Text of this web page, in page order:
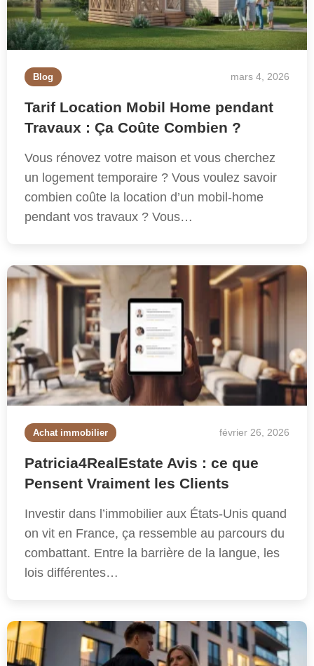
Blog mars 4, 2026
Tarif Location Mobil Home pendant
Travaux : Ça Coûte Combien ?
Vous rénovez votre maison et vous cherchez
un logement temporaire ? Vous voulez savoir
combien coûte la location d’un mobil-home
pendant vos travaux ? Vous…
Achat immobilier février 26, 2026
Patricia4RealEstate Avis : ce que
Pensent Vraiment les Clients
Investir dans l’immobilier aux États-Unis quand
on vit en France, ça ressemble au parcours du
combattant. Entre la barrière de la langue, les
lois différentes…